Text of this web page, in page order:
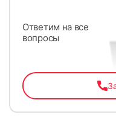
Ответим на все
вопросы